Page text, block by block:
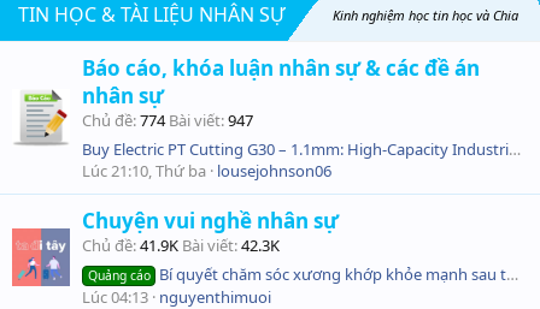
TIN HỌC & TÀI LIỆU NHÂN SỰ Kinh nghiệm học tin học và Chia
sẻ những câu chuyện, bài viết vui hài hước về nhân sự. Những câu ca dao, tục ngữ và
những bài thơ hay nói về nghề Hành chính nhân sự
Báo cáo, khóa luận nhân sự & các đề án
nhân sự
Chủ đề 774 Bài viết 947
Buy Electric PT Cutting G30 – 1.1mm: High-Capacity Industrial Shredder
Lúc 21:10, Thứ ba lousejohnson06
Chuyện vui nghề nhân sự
Chủ đề 41.9K Bài viết 42.3K
Quảng cáo Bí quyết chăm sóc xương khớp khỏe mạnh sau tuổi 40
Lúc 04:13 nguyenthimuoi